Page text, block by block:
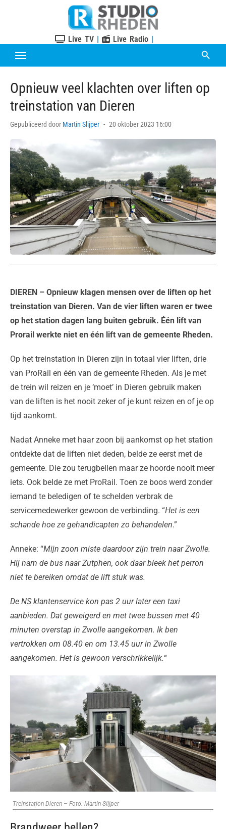
Live TV | Live Radio |
Opnieuw veel klachten over liften op
treinstation van Dieren
Gepubliceerd door Martin Slijper
Posted
20 oktober 2023 16:00
DIEREN – Opnieuw klagen mensen over de liften op het
treinstation van Dieren. Van de vier liften waren er twee
op het station dagen lang buiten gebruik. Één lift van
Prorail werkte niet en één lift van de gemeente Rheden.
Op het treinstation in Dieren zijn in totaal vier liften, drie
van ProRail en één van de gemeente Rheden. Als je met
de trein wil reizen en je ‘moet’ in Dieren gebruik maken
van de liften is het nooit zeker of je kunt reizen en of je op
tijd aankomt.
Nadat Anneke met haar zoon bij aankomst op het station
ontdekte dat de liften niet deden, belde ze eerst met de
gemeente. Die zou terugbellen maar ze hoorde nooit meer
iets. Ook belde ze met ProRail. Toen ze boos werd zonder
iemand te beledigen of te schelden verbrak de
servicemedewerker gewoon de verbinding. “Het is een
schande hoe ze gehandicapten zo behandelen.”
Anneke: “Mijn zoon miste daardoor zijn trein naar Zwolle.
Hij nam de bus naar Zutphen, ook daar bleek het perron
niet te bereiken omdat de lift stuk was.
De NS klantenservice kon pas 2 uur later een taxi
aanbieden. Dat geweigerd en met twee bussen met 40
minuten overstap in Zwolle aangekomen. Ik ben
vertrokken om 08.40 en om 13.45 uur in Zwolle
aangekomen. Het is gewoon verschrikkelijk.“
Treinstation Dieren – Foto: Martin Slijper